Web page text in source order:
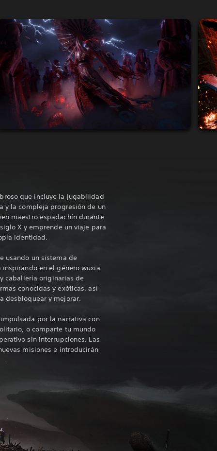
que incluye la jugabilidad
y la compleja progresión de un
maestro espadachín durante
X y emprende un viaje para
identidad.
usando un sistema de
en el género wuxia
caballería originarias de
conocidas y exóticas, así
desbloquear y mejorar.
por la narrativa con
o comparte tu mundo
sin interrupciones. Las
misiones e introducirán